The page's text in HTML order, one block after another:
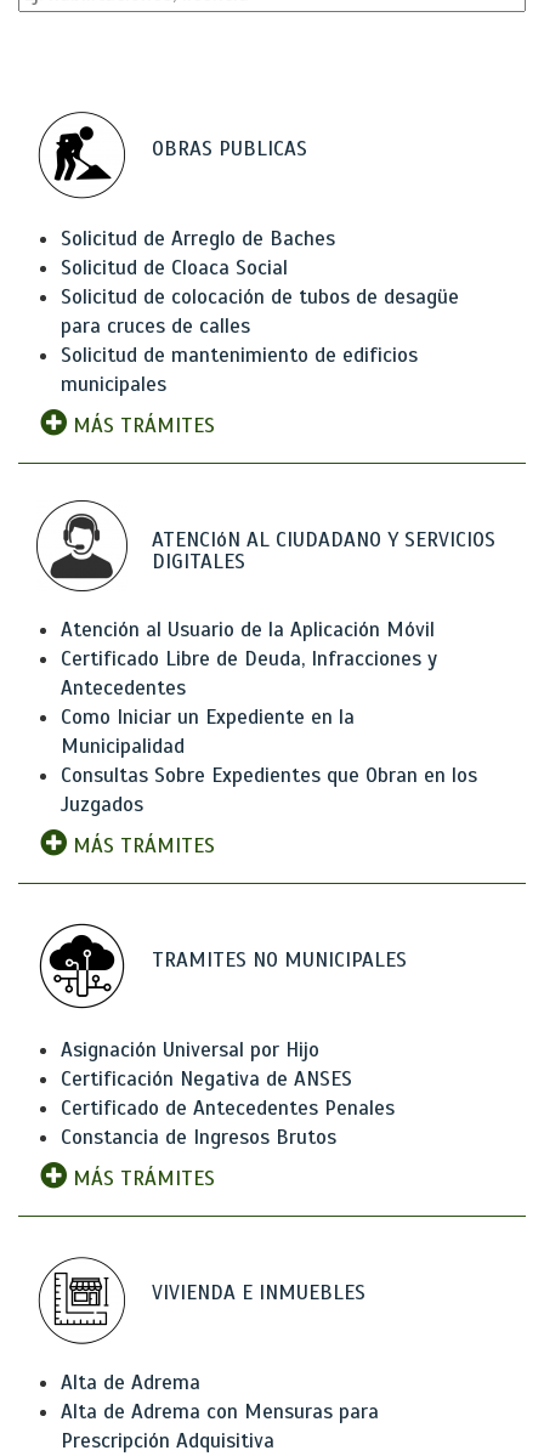
OBRAS PUBLICAS
Solicitud de Arreglo de Baches
Solicitud de Cloaca Social
Solicitud de colocación de tubos de desagüe
para cruces de calles
Solicitud de mantenimiento de edificios
municipales
MÁS TRÁMITES
ATENCIóN AL CIUDADANO Y SERVICIOS
DIGITALES
Atención al Usuario de la Aplicación Móvil
Certificado Libre de Deuda, Infracciones y
Antecedentes
Como Iniciar un Expediente en la
Municipalidad
Consultas Sobre Expedientes que Obran en los
Juzgados
MÁS TRÁMITES
TRAMITES NO MUNICIPALES
Asignación Universal por Hijo
Certificación Negativa de ANSES
Certificado de Antecedentes Penales
Constancia de Ingresos Brutos
MÁS TRÁMITES
VIVIENDA E INMUEBLES
Alta de Adrema
Alta de Adrema con Mensuras para
Prescripción Adquisitiva